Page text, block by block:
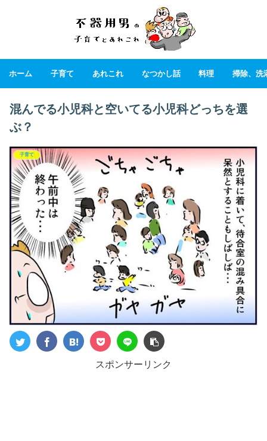
ホーム 子育て あれこれ なつかし話 料理 掃除、洗
混んでる小児科と空いてる小児科どっちを選
ぶ？
子育て
スポンサーリンク